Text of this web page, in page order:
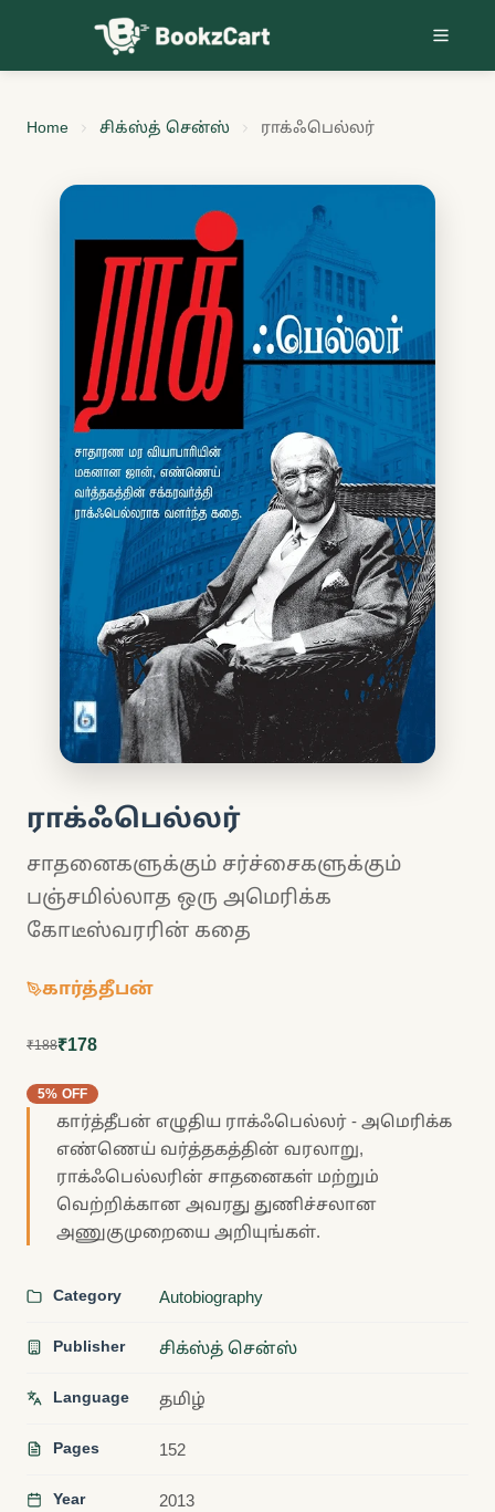
Skip to content
Home சிக்ஸ்த் சென்ஸ் ராக்ஃபெல்லர்
ராக்ஃபெல்லர்
சாதனைகளுக்கும் சர்ச்சைகளுக்கும்
பஞ்சமில்லாத ஒரு அமெரிக்க
கோடீஸ்வரரின் கதை
கார்த்தீபன்
₹188₹178
5% OFF
கார்த்தீபன் எழுதிய ராக்ஃபெல்லர் - அமெரிக்க
எண்ணெய் வர்த்தகத்தின் வரலாறு,
ராக்ஃபெல்லரின் சாதனைகள் மற்றும்
வெற்றிக்கான அவரது துணிச்சலான
அணுகுமுறையை அறியுங்கள்.
Category Autobiography
Publisher சிக்ஸ்த் சென்ஸ்
Language தமிழ்
Pages 152
Year 2013